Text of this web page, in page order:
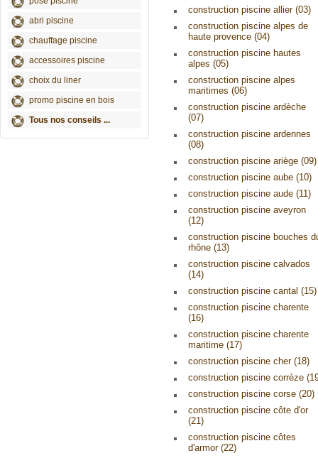
abri piscine
chauffage piscine
accessoires piscine
choix du liner
promo piscine en bois
Tous nos conseils ...
construction piscine allier (03)
construction piscine alpes de
haute provence (04)
construction piscine hautes
alpes (05)
construction piscine alpes
maritimes (06)
construction piscine ardèche
(07)
construction piscine ardennes
(08)
construction piscine ariège (09)
construction piscine aube (10)
construction piscine aude (11)
construction piscine aveyron
(12)
construction piscine bouches
rhône (13)
construction piscine calvados
(14)
construction piscine cantal (15)
construction piscine charente
(16)
construction piscine charente
maritime (17)
construction piscine cher (18)
construction piscine corrèze
construction piscine corse (20)
construction piscine côte d'or
(21)
construction piscine côtes
d'armor (22)